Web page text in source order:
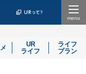
UR
ライフ
ライフ
プラン